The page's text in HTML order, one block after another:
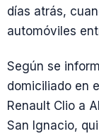
días atrás,
automóviles
Según se
domiciliado en
Renault Clio a
San Ignacio,